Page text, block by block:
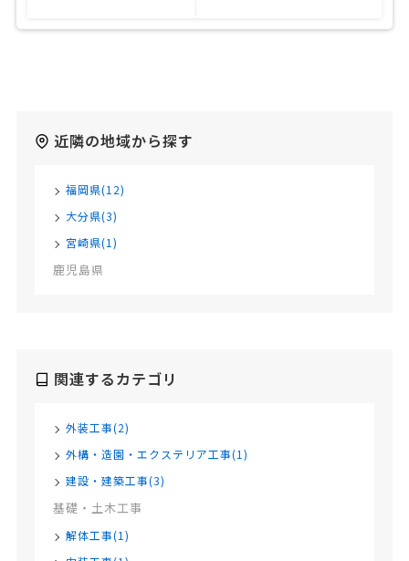
近隣の地域から探す
福岡県(12)
大分県(3)
宮崎県(1)
鹿児島県
関連するカテゴリ
外装工事(2)
外構・造園・エクステリア工事(1)
建設・建築工事(3)
基礎・土木工事
解体工事(1)